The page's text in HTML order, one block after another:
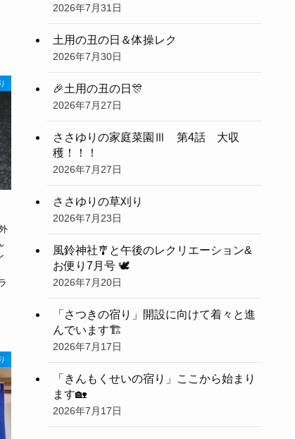
2026年7月31日
土用の丑の日＆体操レク
2026年7月30日
🎉土用の丑の日🎊
2026年7月27日
ささゆりの家庭菜園Ⅲ 第4話 大収
穫！！！
2026年7月27日
ささゆりの草刈り
2026年7月23日
風鈴神社🎐と午後のレクリエーション&
お便り7月号 🕊
2026年7月20日
「さつきの宿り」開設に向けて着々と進
んでいます🏗️
2026年7月17日
「きんもくせいの宿り」ここから始まり
ます🏡
2026年7月17日